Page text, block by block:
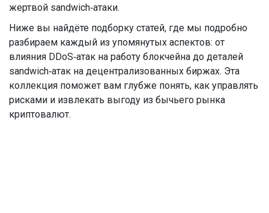
жертвой sandwich‑атаки.
Ниже вы найдёте подборку статей, где мы подробно
разбираем каждый из упомянутых аспектов: от
влияния DDoS‑атак на работу блокчейна до деталей
sandwich‑атак на децентрализованных биржах. Эта
коллекция поможет вам глубже понять, как управлять
рисками и извлекать выгоду из бычьего рынка
криптовалют.